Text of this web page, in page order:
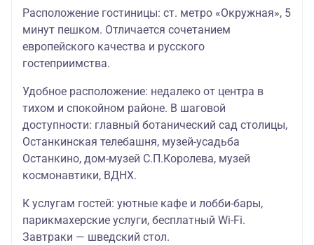
Расположение гостиницы: ст. метро «Окружная», 5
минут пешком. Отличается сочетанием
европейского качества и русского
гостеприимства.
Удобное расположение: недалеко от центра в
тихом и спокойном районе. В шаговой
доступности: главный ботанический сад столицы,
Останкинская телебашня, музей-усадьба
Останкино, дом-музей С.П.Королева, музей
космонавтики, ВДНХ.
К услугам гостей: уютные кафе и лобби-бары,
парикмахерские услуги, бесплатный Wi-Fi.
Завтраки — шведский стол.